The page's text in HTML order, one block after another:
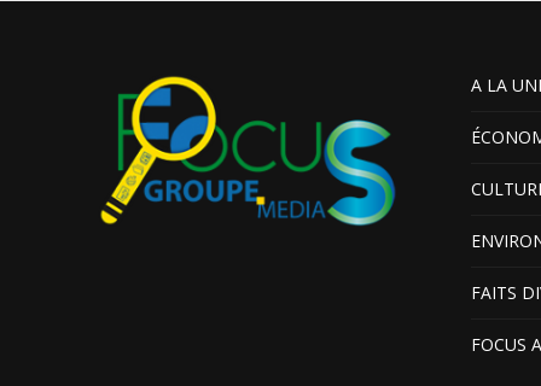
A LA
FAITS
FOCUS